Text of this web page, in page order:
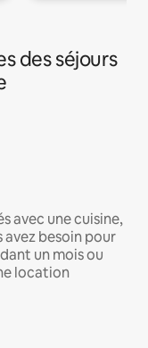
des séjours
avec une cuisine,
besoin pour
un mois ou
location